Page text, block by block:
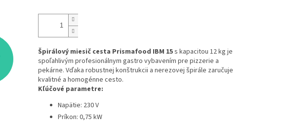
Špirálový miesič cesta Prismafood IBM 15s kapacitou 12 kg je
spoľahlivým profesionálnym gastro vybavením pre pizzerie a
pekárne. Vďaka robustnej konštrukcii a nerezovej špirále zaručuje
kvalitné a homogénne cesto.
Kľúčové parametre:
Napätie: 230 V
Príkon: 0,75 kW